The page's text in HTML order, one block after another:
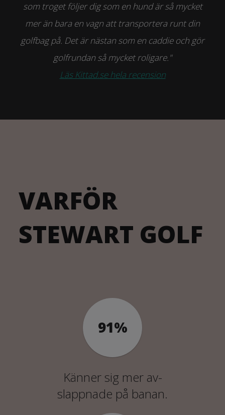
som troget följer dig som en hund är så mycket
mer än bara en vagn att transportera runt din
golfbag på. Det är nästan som en caddie och gör
golfrundan så mycket roligare."
Läs Kittad.se hela recension
VARFÖR
STEWART GOLF
Känner sig mer av-
slappnade på banan.